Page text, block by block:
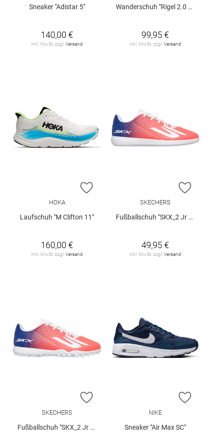
Sneaker "Adistar 5"
140,00 €
inkl. MwSt. zzgl. Versand
Wanderschuh "Rigel 2.0 Mid"
99,95 €
inkl. MwSt. zzgl. Versand
ZUR WUNSCHLISTE HINZUFÜGEN
HOKA
Laufschuh "M Clifton 11"
160,00 €
inkl. MwSt. zzgl. Versand
ZUR
SKECHERS
Fußballschuh "SKX_2 Jr Youth IC"
49,95 €
inkl. MwSt. zzgl. Versand
ZUR WUNSCHLISTE HINZUFÜGEN
SKECHERS
Fußballschuh "SKX_2 Jr Youth TF"
ZUR
NIKE
Sneaker "Air Max SC"